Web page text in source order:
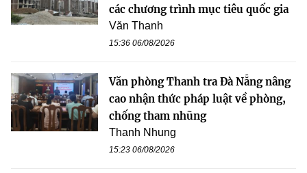
các chương trình mục tiêu quốc gia
Văn Thanh
15:36 06/08/2026
Văn phòng Thanh tra Đà Nẵng nâng
cao nhận thức pháp luật về phòng,
chống tham nhũng
Thanh Nhung
15:23 06/08/2026